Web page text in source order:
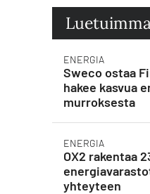
ENERGIA
Sweco ostaa
hakee kasvua
murroksesta
ENERGIA
OX2 rakentaa
yhteyteen